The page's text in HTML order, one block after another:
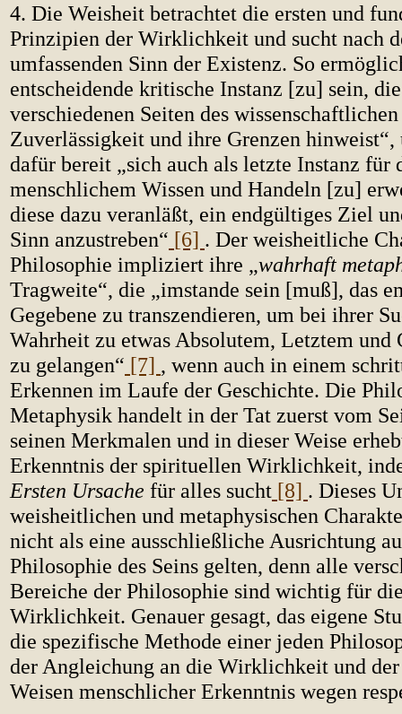
4. Die Weisheit betrachtet die ersten und
Prinzipien der Wirklichkeit und sucht nach
umfassenden Sinn der Existenz. So
entscheidende kritische Instanz [zu] sein,
verschiedenen Seiten des
Zuverlässigkeit und ihre Grenzen hinweist“,
dafür bereit „sich auch als letzte Instanz für
menschlichem Wissen und Handeln [zu]
diese dazu veranläßt, ein endgültiges Ziel
Sinn anzustreben“ [6] . Der weisheitliche
Philosophie impliziert ihre „wahrhaft
Tragweite“, die „imstande sein [muß], das
Gegebene zu transzendieren, um bei ihrer
Wahrheit zu etwas Absolutem, Letztem und
zu gelangen“ [7] , wenn auch in einem
Erkennen im Laufe der Geschichte. Die
Metaphysik handelt in der Tat zuerst vom
seinen Merkmalen und in dieser Weise
Erkenntnis der spirituellen Wirklichkeit,
Ersten Ursache für alles sucht [8] . Dieses
weisheitlichen und metaphysischen
nicht als eine ausschließliche Ausrichtung
Philosophie des Seins gelten, denn alle
Bereiche der Philosophie sind wichtig für
Wirklichkeit. Genauer gesagt, das eigene
die spezifische Methode einer jeden
der Angleichung an die Wirklichkeit und
Weisen menschlicher Erkenntnis wegen